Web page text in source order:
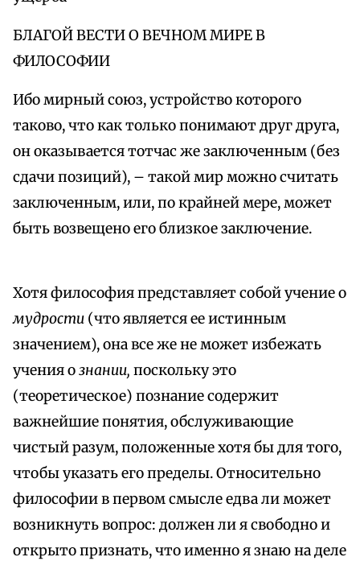
БЛАГОЙ ВЕСТИ О ВЕЧНОМ МИРЕ В
ФИЛОСОФИИ
Ибо мирный союз, устройство которого
таково, что как только понимают друг друга,
он оказывается тотчас же заключенным (без
сдачи позиций), – такой мир можно считать
заключенным, или, по крайней мере, может
быть возвещено его близкое заключение.
Хотя философия представляет собой учение о
мудрости (что является ее истинным
значением), она все же не может избежать
учения ознании, поскольку это
(теоретическое) познание содержит
важнейшие понятия, обслуживающие
чистый разум, положенные хотя бы для того,
чтобы указать его пределы. Относительно
философии в первом смысле едва ли может
возникнуть вопрос: должен ли я свободно и
открыто признать, что именно я знаю на деле